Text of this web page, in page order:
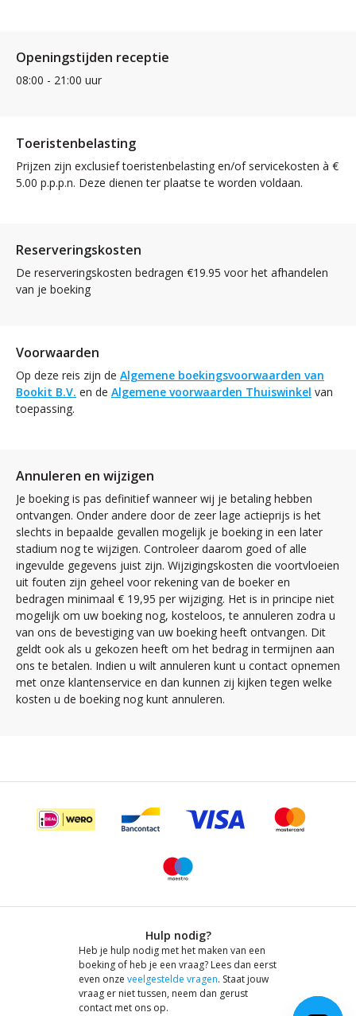
Openingstijden receptie
08:00 - 21:00 uur
Toeristenbelasting
Prijzen zijn exclusief toeristenbelasting en/of servicekosten à €
5.00 p.p.p.n. Deze dienen ter plaatse te worden voldaan.
Reserveringskosten
De reserveringskosten bedragen €19.95 voor het afhandelen
van je boeking
Voorwaarden
Op deze reis zijn de Algemene boekingsvoorwaarden van
Bookit B.V. en de Algemene voorwaarden Thuiswinkel van
toepassing.
Annuleren en wijzigen
Je boeking is pas definitief wanneer wij je betaling hebben
ontvangen. Onder andere door de zeer lage actieprijs is het
slechts in bepaalde gevallen mogelijk je boeking in een later
stadium nog te wijzigen. Controleer daarom goed of alle
ingevulde gegevens juist zijn. Wijzigingskosten die voortvloeien
uit fouten zijn geheel voor rekening van de boeker en
bedragen minimaal € 19,95 per wijziging. Het is in principe niet
mogelijk om uw boeking nog, kosteloos, te annuleren zodra u
van ons de bevestiging van uw boeking heeft ontvangen. Dit
geldt ook als u gekozen heeft om het bedrag in termijnen aan
ons te betalen. Indien u wilt annuleren kunt u contact opnemen
met onze klantenservice en dan kunnen zij kijken tegen welke
kosten u de boeking nog kunt annuleren.
Hulp nodig?
Heb je hulp nodig met het maken van een
boeking of heb je een vraag? Lees dan eerst
even onze veelgestelde vragen. Staat jouw
vraag er niet tussen, neem dan gerust
contact met ons op.